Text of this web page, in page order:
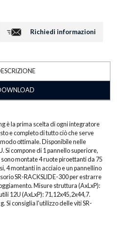
Richiedi informazioni
è la prima scelta di ogni integratore
e completo di tutto ciò che serve
ottimale. Disponibile nelle
Si compone di 1 pannello superiore,
montate 4 ruote piroettanti da 75
4 montanti in acciaio e un pannellino
SR-RACKSLIDE-300 per estrarre
Misure struttura (AxLxP):
12U (AxLxP): 71,12x45,2x44,7.
Si consiglia l'utilizzo delle viti SR-